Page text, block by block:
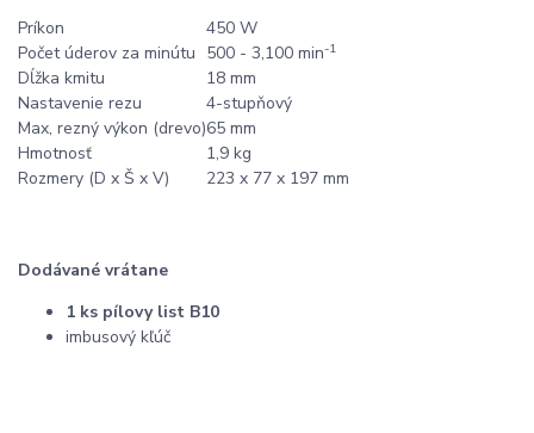
Príkon
450 W
Počet úderov za minútu 500 - 3,100 min-1
Dĺžka kmitu
18 mm
Nastavenie rezu
4-stupňový
Max, rezný výkon (drevo)65 mm
Hmotnosť
1,9 kg
Rozmery (D x Š x V)
223 x 77 x 197 mm
Dodávané vrátane
1 ks pílovy list B10
imbusový kľúč